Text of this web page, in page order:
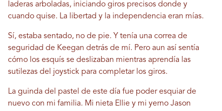
laderas arboladas, iniciando giros precisos donde y
cuando quise. La libertad y la independencia eran mías.
Sí, estaba sentado, no de pie. Y tenía una correa de
seguridad de Keegan detrás de mí. Pero aun así sentía
cómo los esquís se deslizaban mientras aprendía las
sutilezas del joystick para completar los giros.
La guinda del pastel de este día fue poder esquiar de
nuevo con mi familia. Mi nieta Ellie y mi yerno Jason